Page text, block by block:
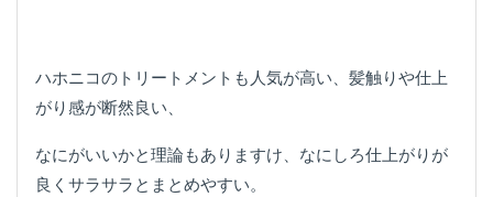
ハホニコのトリートメントも人気が高い、髪触りや仕上
がり感が断然良い、
なにがいいかと理論もありますけ、なにしろ仕上がりが
良くサラサラとまとめやすい。